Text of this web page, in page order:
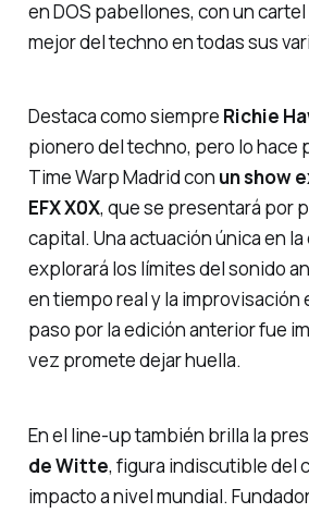
en DOS pabellones, con un
mejor del techno en todas sus
Destaca como siempre Richie
pionero del techno, pero lo hace
Time Warp Madrid con un show
EFX X0X, que se presentará por
capital. Una actuación única en la
explorará los límites del sonido
en tiempo real y la improvisación
paso por la edición anterior fue
vez promete dejar huella.
En el line-up también brilla la
de Witte, figura indiscutible del
impacto a nivel mundial.